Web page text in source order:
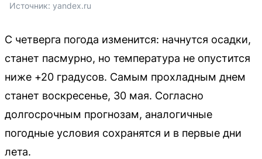
Источник: yandex.ru
С четверга погода изменится: начнутся осадки,
станет пасмурно, но температура не опустится
ниже +20 градусов. Самым прохладным днем
станет воскресенье, 30 мая. Согласно
долгосрочным прогнозам, аналогичные
погодные условия сохранятся и в первые дни
лета.